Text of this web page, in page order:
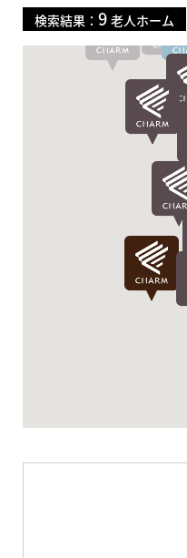
検索結果： 9 老人ホーム